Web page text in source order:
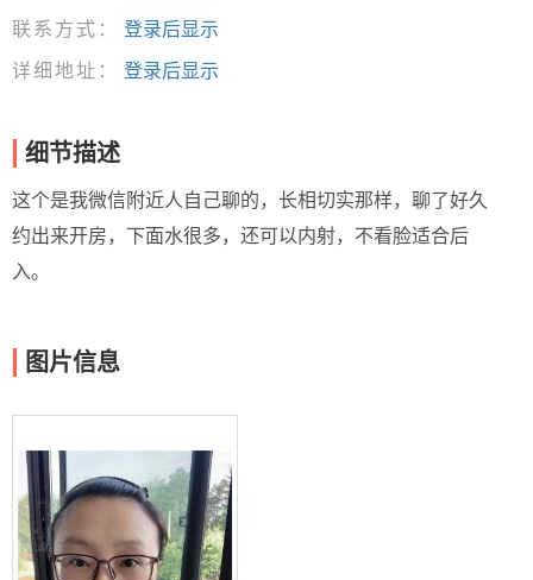
联系方式：
登录后显示
详细地址：
登录后显示
细节描述
这个是我微信附近人自己聊的，长相切实那样，聊了好久
约出来开房，下面水很多，还可以内射，不看脸适合后
入。
图片信息